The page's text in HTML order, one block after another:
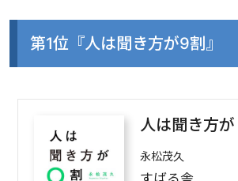
第1位『人は聞き方が9割』
人は聞き方が
永松茂久